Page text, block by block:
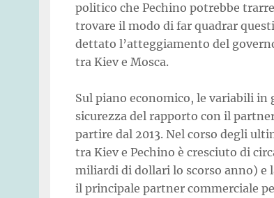
politico che Pechino potrebbe
trovare il modo di far quadrar
dettato l’atteggiamento del
tra Kiev e Mosca.
Sul piano economico, le variabili
sicurezza del rapporto con il
partire dal 2013. Nel corso degli
tra Kiev e Pechino è cresciuto di
miliardi di dollari lo scorso anno) e
il principale partner commerciale